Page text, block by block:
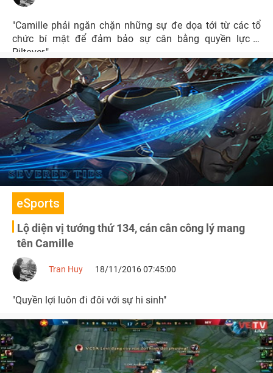
"Camille phải ngăn chặn những sự đe dọa tới từ các tổ
chức bí mật để đảm bảo sự cân bằng quyền lực ở
Piltover."
eSports
Lộ diện vị tướng thứ 134, cán cân công lý mang
tên Camille
Tran Huy 18/11/2016 07:45:00
"Quyền lợi luôn đi đôi với sự hi sinh"